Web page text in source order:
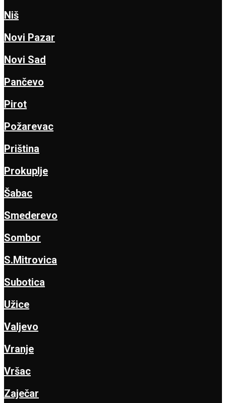
Niš
Novi Pazar
Novi Sad
Pančevo
Pirot
Požarevac
Priština
Prokuplje
Šabac
Smederevo
Sombor
S.Mitrovica
Subotica
Užice
Valjevo
Vranje
Vršac
Zaječar